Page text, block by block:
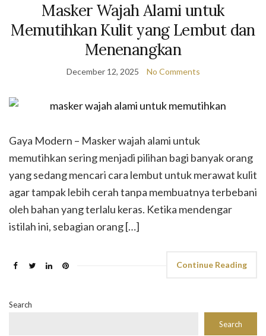
Masker Wajah Alami untuk
Memutihkan Kulit yang Lembut dan
Menenangkan
December 12, 2025 No Comments
Gaya Modern – Masker wajah alami untuk
memutihkan sering menjadi pilihan bagi banyak orang
yang sedang mencari cara lembut untuk merawat kulit
agar tampak lebih cerah tanpa membuatnya terbebani
oleh bahan yang terlalu keras. Ketika mendengar
istilah ini, sebagian orang […]
Continue Reading
Search
Search